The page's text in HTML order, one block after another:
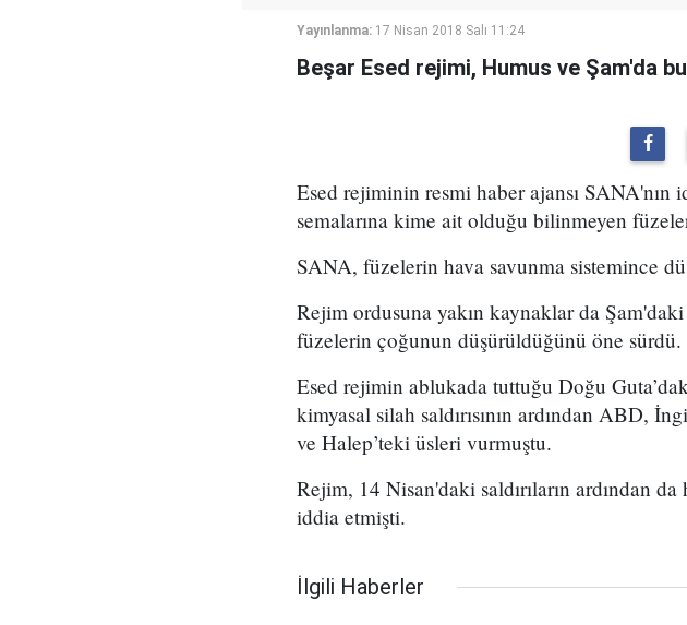
Yayınlanma: 17 Nisan 2018 Salı 11:24
Beşar Esed rejimi, Humus ve Şam'da
Esed rejiminin resmi haber ajansı SANA'nın
semalarına kime ait olduğu bilinmeyen
SANA, füzelerin hava savunma sistemince
Rejim ordusuna yakın kaynaklar da
füzelerin çoğunun düşürüldüğünü öne sürdü.
Esed rejimin ablukada tuttuğu Doğu
kimyasal silah saldırısının ardından ABD,
ve Halep’teki üsleri vurmuştu.
Rejim, 14 Nisan'daki saldırıların ardından
iddia etmişti.
İlgili Haberler